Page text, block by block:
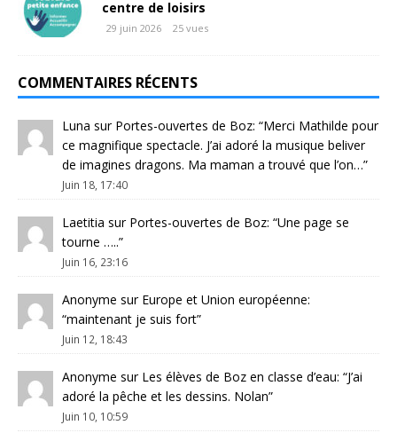
centre de loisirs
29 juin 2026 25 vues
COMMENTAIRES RÉCENTS
Luna sur Portes-ouvertes de Boz: “Merci Mathilde pour
ce magnifique spectacle. J’ai adoré la musique beliver
de imagines dragons. Ma maman a trouvé que l’on…”
Juin 18, 17:40
Laetitia sur Portes-ouvertes de Boz: “Une page se
tourne …..”
Juin 16, 23:16
Anonyme sur Europe et Union européenne:
“maintenant je suis fort”
Juin 12, 18:43
Anonyme sur Les élèves de Boz en classe d’eau: “J’ai
adoré la pêche et les dessins. Nolan”
Juin 10, 10:59